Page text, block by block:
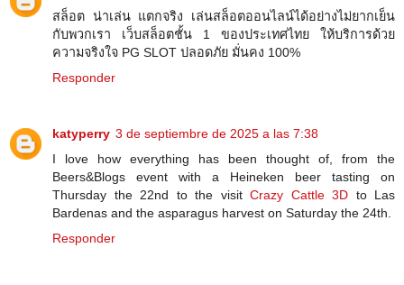
สล็อต น่าเล่น แตกจริง เล่นสล็อตออนไลน์ได้อย่างไม่ยากเย็น
กับพวกเรา เว็บสล็อตชั้น 1 ของประเทศไทย ให้บริการด้วย
ความจริงใจ PG SLOT ปลอดภัย มั่นคง 100%
Responder
katyperry 3 de septiembre de 2025 a las 7:38
I love how everything has been thought of, from the
Beers&Blogs event with a Heineken beer tasting on
Thursday the 22nd to the visit Crazy Cattle 3D to Las
Bardenas and the asparagus harvest on Saturday the 24th.
Responder